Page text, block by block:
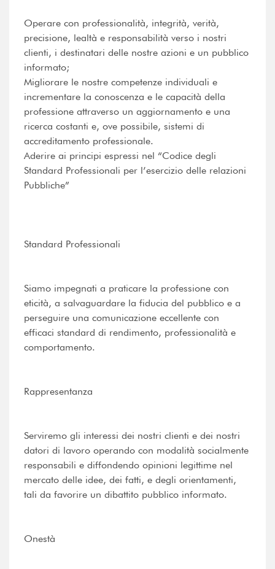
Operare con professionalità, integrità, verità,
precisione, lealtà e responsabilità verso i nostri
clienti, i destinatari delle nostre azioni e un pubblico
informato;
Migliorare le nostre competenze individuali e
incrementare la conoscenza e le capacità della
professione attraverso un aggiornamento e una
ricerca costanti e, ove possibile, sistemi di
accreditamento professionale.
Aderire ai principi espressi nel “Codice degli
Standard Professionali per l’esercizio delle relazioni
Pubbliche”
Standard Professionali
Siamo impegnati a praticare la professione con
eticità, a salvaguardare la fiducia del pubblico e a
perseguire una comunicazione eccellente con
efficaci standard di rendimento, professionalità e
comportamento.
Rappresentanza
Serviremo gli interessi dei nostri clienti e dei nostri
datori di lavoro operando con modalità socialmente
responsabili e diffondendo opinioni legittime nel
mercato delle idee, dei fatti, e degli orientamenti,
tali da favorire un dibattito pubblico informato.
Onestà